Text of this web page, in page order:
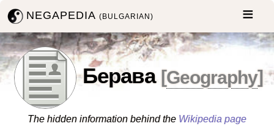
NEGAPEDIA(BULGARIAN)
Берава [Geography]
The hidden information behind the Wikipedia page